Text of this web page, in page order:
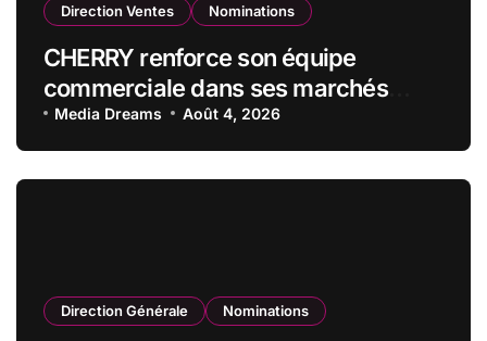
Direction Ventes Nominations
CHERRY renforce son équipe
commerciale dans ses marchés
stratégiques
Media Dreams Août 4, 2026
Direction Générale Nominations